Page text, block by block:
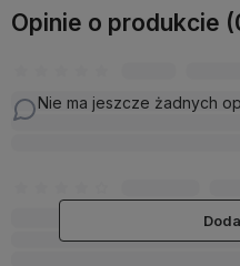
Opinie o produkcie
Nie ma jeszcze żadnych